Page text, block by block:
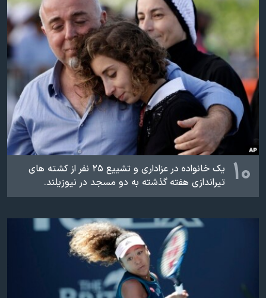
نرگس محمدی برنده جایزه نوبل صلح
همایش محافظه‌کاران آمریکا «سی‌پک»
صفحه‌های ویژه
سفر پرزیدنت ترامپ به چین
۱۰
یک خانواده در عزاداری و تشییع ۲۵ نفر از کشته های
تیراندازی هفته گذشته به دو مسجد در نیوزیلند.